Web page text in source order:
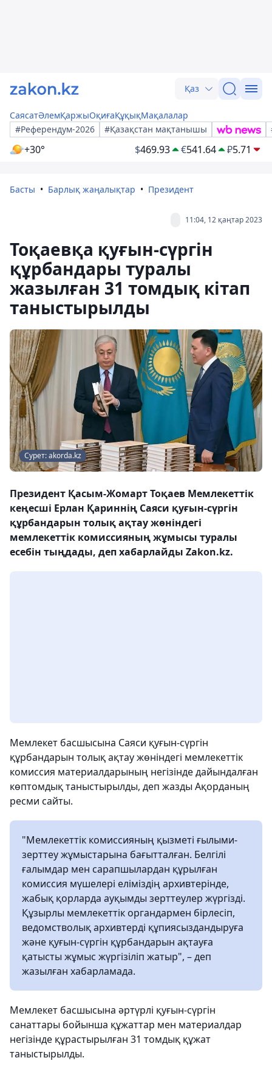
Қаз
СаясатӘлемҚаржыОқиғаҚұқықМақалалар
#Референдум-2026
#Қазақстан мақтанышы
+30° $469.93 €541.64 ₽5.71
Басты Барлық жаңалықтар Президент
11:04, 12 қаңтар 2023
Тоқаевқа қуғын-сүргін
құрбандары туралы
жазылған 31 томдық кітап
таныстырылды
Сурет: akorda.kz
Президент Қасым-Жомарт Тоқаев Мемлекеттік
кеңесші Ерлан Қариннің Саяси қуғын-сүргін
құрбандарын толық ақтау жөніндегі
мемлекеттік комиссияның жұмысы туралы
есебін тыңдады, деп хабарлайды Zakon.kz.
Мемлекет басшысына Саяси қуғын-сүргін
құрбандарын толық ақтау жөніндегі мемлекеттік
комиссия материалдарының негізінде дайындалған
көптомдық таныстырылды, деп жазды Ақорданың
ресми сайты.
"Мемлекеттік комиссияның қызметі ғылыми-
зерттеу жұмыстарына бағытталған. Белгілі
ғалымдар мен сарапшылардан құрылған
комиссия мүшелері еліміздің архивтерінде,
жабық қорларда ауқымды зерттеулер жүргізді.
Құзырлы мемлекеттік органдармен бірлесіп,
ведомстволық архивтерді құпиясыздандыруға
және қуғын-сүргін құрбандарын ақтауға
қатысты жұмыс жүргізіліп жатыр", – деп
жазылған хабарламада.
Мемлекет басшысына әртүрлі қуғын-сүргін
санаттары бойынша құжаттар мен материалдар
негізінде құрастырылған 31 томдық құжат
таныстырылды.